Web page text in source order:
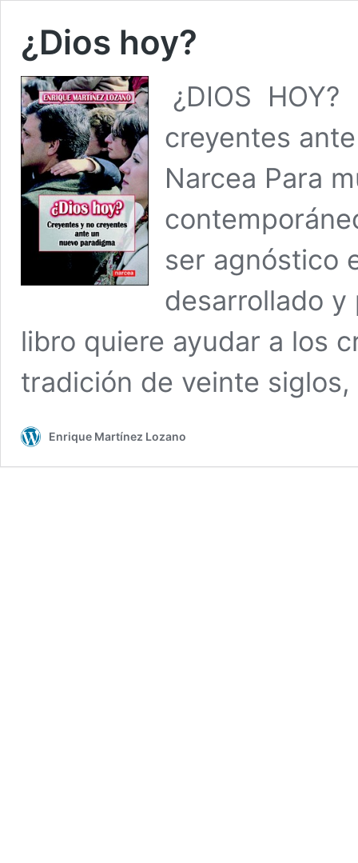
¿Dios hoy?
¿DIOS
creyentes
Narcea Para
ser agnóstico
desarrollado y
libro quiere ayudar a los
tradición de veinte
Enrique Martínez Lozano